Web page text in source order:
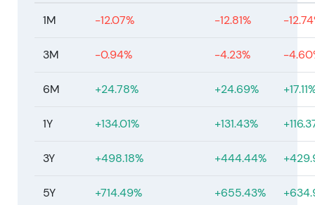
langfristigen Kontrollmaßnahmen gegenüber.
geringere Liquidität, der übergeordnete Trend
Feb. 2026 — HOCHTIEF meldete für GJ 2025
Mio. (+26 % ggü. Vorjahr), getragen von
Auftragskonvertierung; Pressestimmen hoben
1M -12.07% -12.81% -
3M -0.94% -4.23% -
6M +24.78% +24.69%
1Y +134.01% +131.43%
3Y +498.18% +444.44%
5Y +714.49% +655.43%